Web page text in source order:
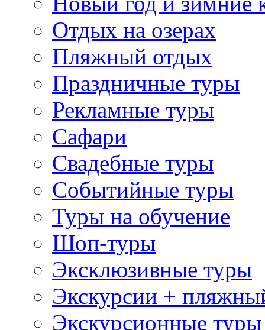
Отдых на озерах
Пляжный отдых
Праздничные туры
Рекламные туры
Сафари
Свадебные туры
Событийные туры
Туры на обучение
Шоп-туры
Эксклюзивные туры
Экскурсии +
Экскурсионные туры